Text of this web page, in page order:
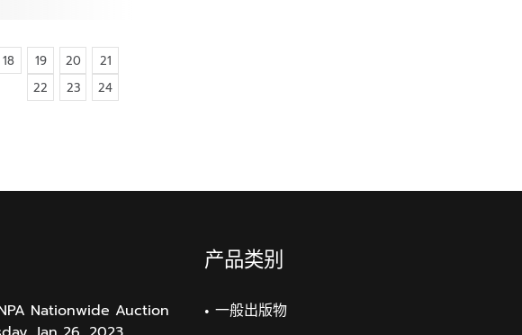
18 19 20
21
22
23 24
Nationwide Auction
产品类别
一般出版物